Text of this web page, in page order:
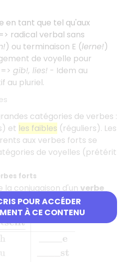
POUR ACCÉDER
À CE CONTENU
en tant que tel qu'aux
radical verbal sans
) ou terminaison E (lerne!)
de voyelle pour
gib!, lies! - Idem au
au pluriel.
catégories de verbes :
et les faibles (réguliers). Les
aux verbes forts se
de voyelles (prétérit
forts
la conjugaison d'un verbe
exceptions) :
é _Ich____eDu____stEr, sie,